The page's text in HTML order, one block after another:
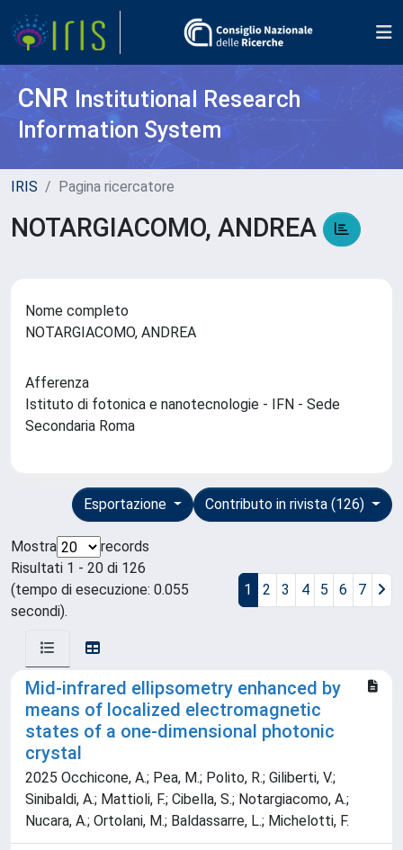
CNR Institutional Research
Information System
IRIS Pagina ricercatore
NOTARGIACOMO, ANDREA
Nome completo
NOTARGIACOMO, ANDREA
Afferenza
Istituto di fotonica e nanotecnologie - IFN - Sede
Secondaria Roma
Contributo in rivista (126)
Esportazione
Mostra
records
Risultati 1 - 20 di 126
(tempo di esecuzione: 0.055
secondi).
1 2 3 4 5 6 7
Mid-infrared ellipsometry enhanced by
means of localized electromagnetic
states of a one-dimensional photonic
crystal
2025 Occhicone, A.; Pea, M.; Polito, R.; Giliberti, V.;
Sinibaldi, A.; Mattioli, F.; Cibella, S.; Notargiacomo, A.;
Nucara, A.; Ortolani, M.; Baldassarre, L.; Michelotti, F.